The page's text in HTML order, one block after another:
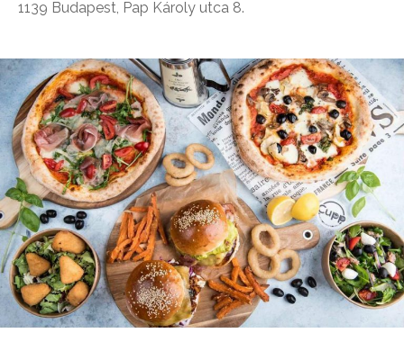
1139 Budapest, Pap Károly utca 8.